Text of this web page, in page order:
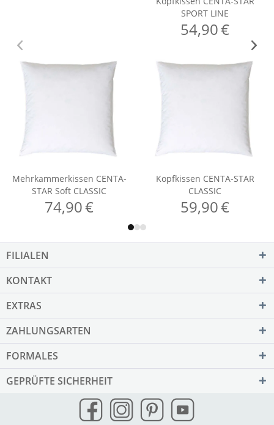
FILIALEN
KONTAKT
EXTRAS
ZAHLUNGSARTEN
FORMALES
GEPRÜFTE SICHERHEIT